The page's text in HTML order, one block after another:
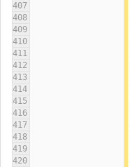
407
408
409
410
411
412
413
414
415
416
417
418
419
420